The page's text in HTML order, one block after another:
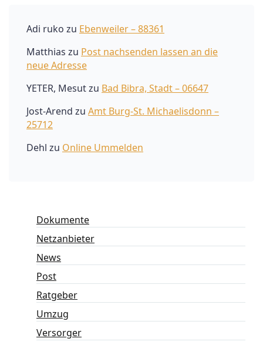
Adi ruko zu Ebenweiler – 88361
Matthias zu Post nachsenden lassen an die
neue Adresse
YETER, Mesutzu Bad Bibra, Stadt – 06647
Jost-Arend zu Amt Burg-St. Michaelisdonn –
25712
Dehl zu Online Ummelden
Dokumente
Netzanbieter
News
Post
Ratgeber
Umzug
Versorger